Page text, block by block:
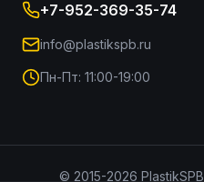
+7-952-369-35-74
info@plastikspb.ru
Пн-Пт: 11:00-19:00
© 2015-2026